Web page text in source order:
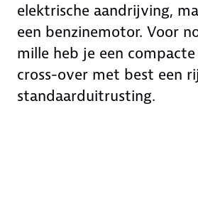
elektrische aandrijving,
een benzinemotor. Voor
mille heb je een
cross-over met best een
standaarduitrusting.